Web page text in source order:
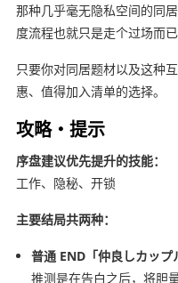
那种几乎毫无隐私空间的同
度流程也就只是走个过场而已
只要你对同居题材以及这种
惠、值得加入清单的选择。
攻略・提示
序盘建议优先提升的技能：
工作、隐秘、开锁
主要结局共两种：
普通 END「仲良しカップ
推测是在告白之后，将胆